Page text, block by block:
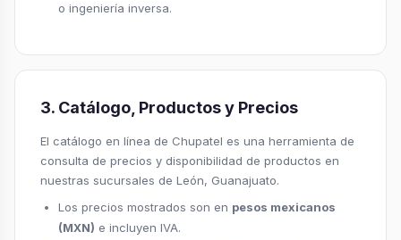
o ingeniería inversa.
3. Catálogo, Productos y Precios
El catálogo en línea de Chupatel es una herramienta de
consulta de precios y disponibilidad de productos en
nuestras sucursales de León, Guanajuato.
Los precios mostrados son en pesos mexicanos
(MXN) e incluyen IVA.